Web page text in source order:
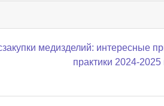
медизделий: интересные
практики 2024-